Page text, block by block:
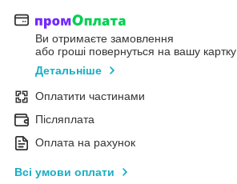
Ви отримаєте замовлення
або гроші повернуться на вашу картку
Детальніше
Оплатити частинами
Післяплата
Оплата на рахунок
Всі умови оплати